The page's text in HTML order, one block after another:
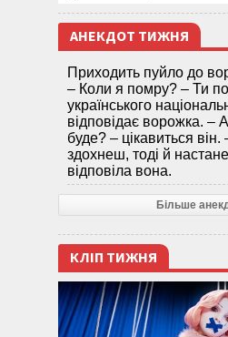
АНЕКДОТ ТИЖНЯ
Приходить пуйло до
– Коли я помру? – Ти
українського
відповідає ворожка. –
буде? – цікавиться він.
здохнеш, тоді й
відповіла вона.
Більше
КЛІП ТИЖНЯ